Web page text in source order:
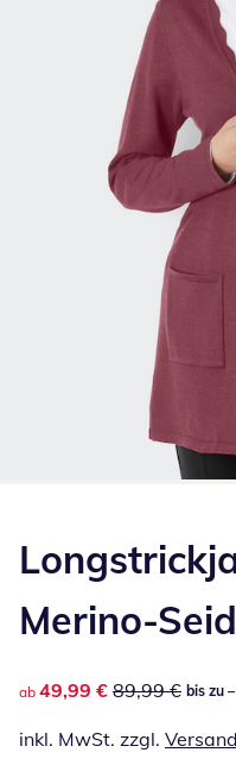
Merino-
reduzierter Preis 49,99
ab 49,99 € 89,99 € bis zu
inkl. MwSt. zzgl. Versand